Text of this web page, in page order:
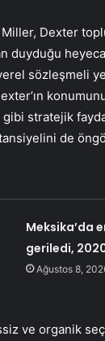
Dexter
duyduğu
sözleşmeli
stratejik
de
Meksika’da
geriledi,
Ağustos 8,
ve organik